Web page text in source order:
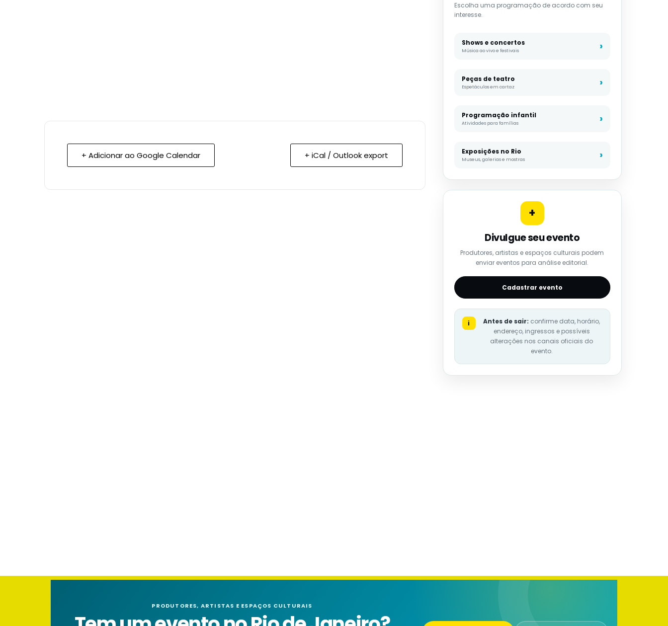
+ Adicionar ao Google Calendar + iCal / Outlook export
Escolha uma programação de acordo com seu
interesse.
Shows e concertos
Música ao vivo e festivais
Peças de teatro
Espetáculos em cartaz
Programação infantil
Atividades para famílias
Exposições no Rio
Museus, galerias e mostras
+
Divulgue seu evento
Produtores, artistas e espaços culturais podem
enviar eventos para análise editorial.
Cadastrar evento
i Antes de sair: confirme data, horário,
endereço, ingressos e possíveis
alterações nos canais oficiais do
evento.
PRODUTORES, ARTISTAS E ESPAÇOS CULTURAIS